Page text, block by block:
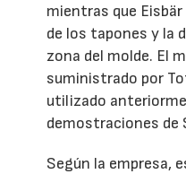
mientras que
de los tapones y la
zona del molde. El
suministrado por
utilizado
demostraciones de
Según la empresa,